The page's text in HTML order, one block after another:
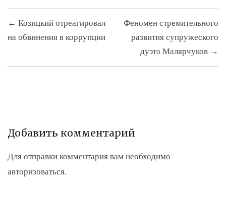
по
записям
← Козицкий отреагировал
на обвинения в коррупции
Феномен стремительного
развития супружеского
дуэта Малярчуков →
Добавить комментарий
Для отправки комментария вам необходимо
авторизоваться.